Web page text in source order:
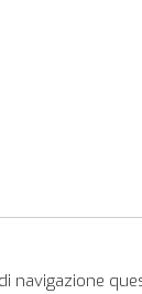
navigazione